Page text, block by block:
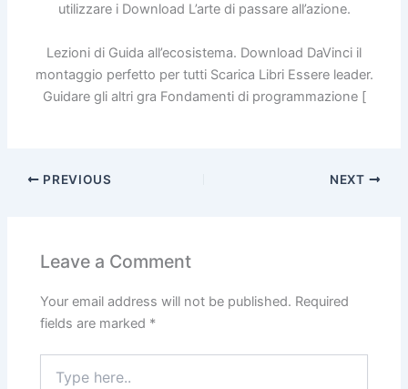
utilizzare i Download L’arte di passare all’azione.
Lezioni di Guida all’ecosistema. Download DaVinci il
montaggio perfetto per tutti Scarica Libri Essere leader.
Guidare gli altri gra Fondamenti di programmazione [
PREVIOUS NEXT
Leave a Comment
Your email address will not be published. Required
fields are marked *
here..